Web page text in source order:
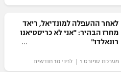
לאחר ההעפלה למונדיאל, ריאד
מחרז הבהיר: "אני לא כריסטיאנו
רונאלדו"
מערכת ספורט 1 | לפני 10 חודשים